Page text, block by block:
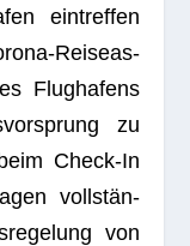
ein­tref­fen
Rei­se­as­
Flug­ha­fens
zu
Check-In
voll­stän­
von